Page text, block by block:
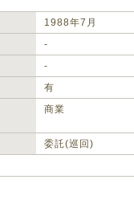
1988年7月
‐
‐
有
商業
委託(巡回)